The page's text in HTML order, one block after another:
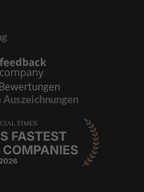
Bewertungen